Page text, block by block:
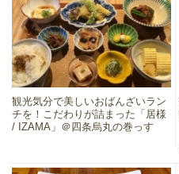
観光気分で美しいおばんざいラン
チを！こだわりが詰まった「居様
/ IZAMA」＠四条烏丸の巻っす